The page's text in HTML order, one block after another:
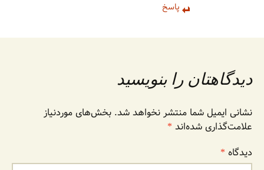
پاسخ
دیدگاهتان را بنویسید
نشانی ایمیل شما منتشر نخواهد شد. بخش‌های موردنیاز
علامت‌گذاری شده‌اند *
دیدگاه *